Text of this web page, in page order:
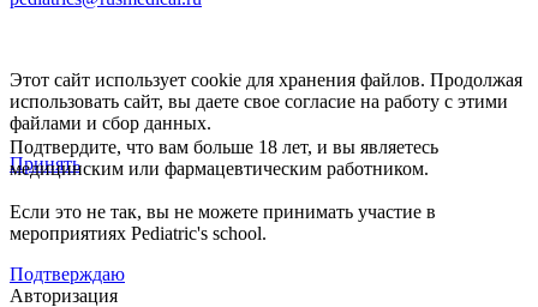
Этот сайт использует cookie для хранения файлов. Продолжая
использовать сайт, вы даете свое согласие на работу с этими
файлами и сбор данных.
Принять
Подтвердите, что вам больше 18 лет, и вы являетесь
медицинским или фармацевтическим работником.
Если это не так, вы не можете принимать участие в
мероприятиях Pediatric's school.
Подтверждаю
Авторизация